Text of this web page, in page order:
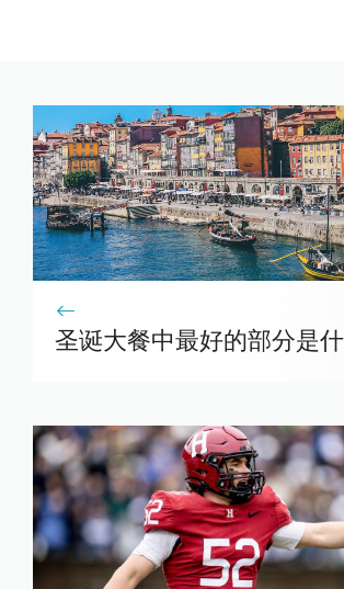
圣诞大餐中最好的部分是